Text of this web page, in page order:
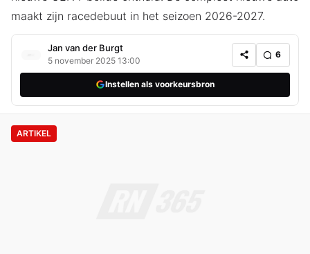
maakt zijn racedebuut in het seizoen 2026-2027.
Jan van der Burgt
5 november 2025 13:00
6
Instellen als voorkeursbron
ARTIKEL